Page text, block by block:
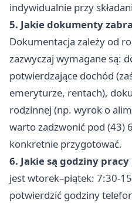
indywidualnie przy
5. Jakie dokumenty
Dokumentacja zależy od
zazwyczaj wymagane są:
potwierdzające dochód
emeryturze, rentach),
rodzinnej (np. wyrok o
warto zadzwonić pod (43)
konkretnie przygotować.
6. Jakie są godziny pracy
jest wtorek–piątek: 7:30-
potwierdzić godziny